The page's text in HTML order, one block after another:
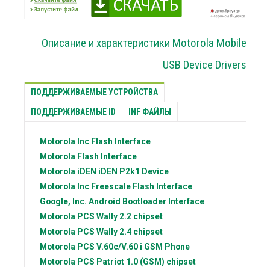
Описание и характеристики Motorola Mobile
USB Device Drivers
ПОДДЕРЖИВАЕМЫЕ УСТРОЙСТВА
ПОДДЕРЖИВАЕМЫЕ ID INF ФАЙЛЫ
Motorola Inc Flash Interface
Motorola Flash Interface
Motorola iDEN iDEN P2k1 Device
Motorola Inc Freescale Flash Interface
Google, Inc. Android Bootloader Interface
Motorola PCS Wally 2.2 chipset
Motorola PCS Wally 2.4 chipset
Motorola PCS V.60c/V.60 i GSM Phone
Motorola PCS Patriot 1.0 (GSM) chipset